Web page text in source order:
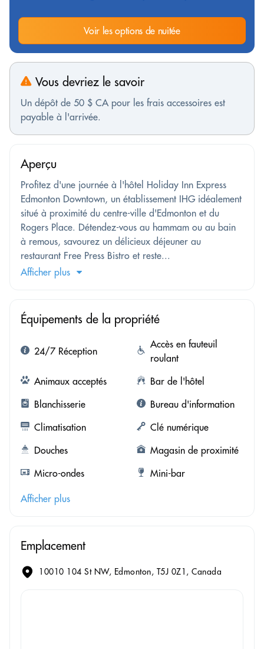
Voir les options de nuitée
Vous devriez le savoir
Un dépôt de 50 $ CA pour les frais accessoires est
payable à l'arrivée.
Aperçu
Profitez d'une journée à l'hôtel Holiday Inn Express
Edmonton Downtown, un établissement IHG idéalement
situé à proximité du centre-ville d'Edmonton et du
Rogers Place. Détendez-vous au hammam ou au bain
à remous, savourez un délicieux déjeuner au
restaurant Free Press Bistro et reste...
Afficher plus
Équipements de la propriété
24/7 Réception
Accès en fauteuil
roulant
Animaux acceptés
Bar de l'hôtel
Blanchisserie
Bureau d'information
Climatisation
Clé numérique
Douches
Magasin de proximité
Micro-ondes
Mini-bar
Afficher plus
Emplacement
10010 104 St NW, Edmonton, T5J 0Z1, Canada